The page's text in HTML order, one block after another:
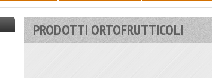
PRODOTTI ORTOFRUTTICOLI